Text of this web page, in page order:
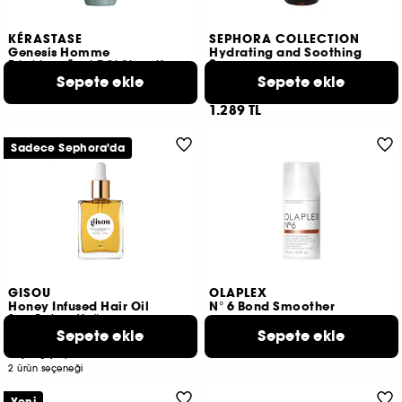
KÉRASTASE
Genesis Homme
Erkeklere Özel Dökülme Karşıtı Yoğunlaştırıcı Şampuan
2
2.710 TL
Sepete ekle
SEPHORA COLLECTION
Hydrating and Soothing
Serum
Saç Derisi Serumu
11
1.289 TL
Sepete ekle
GISOU
Honey Infused Hair Oil
Saç Bakım Yağı
154
2 ürün seçeneği
Sepete ekle
Sadece Sephora'da
OLAPLEX
N° 6 Bond Smoother
60
Sepete ekle